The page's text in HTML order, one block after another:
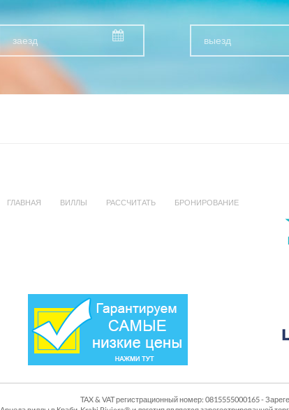
ГЛАВНАЯ ВИЛЛЫ РАССЧИТАТЬ БРОНИРОВАНИЕ
TAX & VAT регистрационный номер: 0815555000165 -